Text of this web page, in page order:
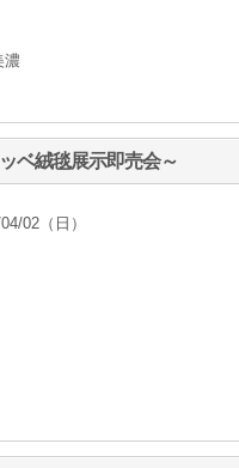
濃
ベ絨毯展示即売会～
02（日）